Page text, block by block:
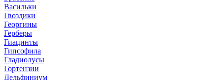
Васильки
Гвоздики
Георгины
Герберы
Гиацинты
Гипсофила
Гладиолусы
Гортензии
Дельфиниум